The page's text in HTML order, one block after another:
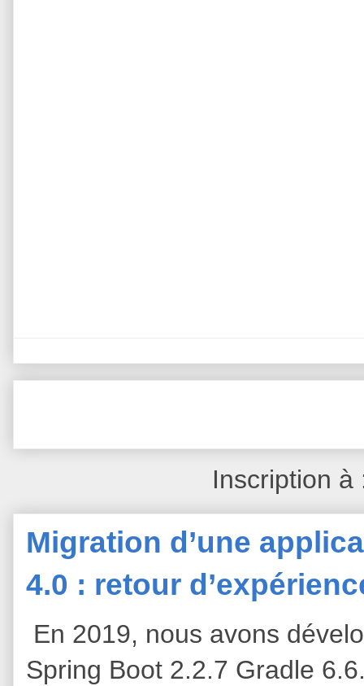
Inscription
Migration d’une
4.0 : retour
En 2019, nous avons
Spring Boot 2.2.7 Gradle